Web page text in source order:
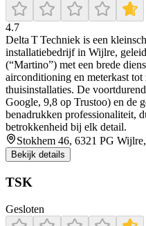
4.7
Delta T Techniek is een
installatiebedrijf in Wijlre,
(“Martino”) met een brede
airconditioning en meterkast tot
thuisinstallaties. De
Google, 9,8 op Trustoo) en de
benadrukken professionaliteit,
betrokkenheid bij elk detail.
Stokhem 46, 6321 PG
Bekijk details
TSK
Gesloten